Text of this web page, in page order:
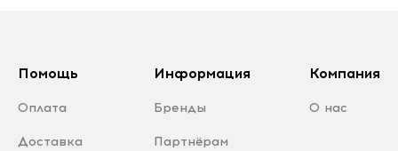
Помощь
Оплата
Доставка
Информация
Бренды
Партнёрам
Компания
О нас